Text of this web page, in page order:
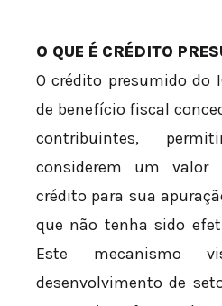
O QUE É CRÉDITO
O crédito presumido do
de benefício fiscal
contribuintes,
considerem um valor
crédito para sua
que não tenha sido
Este mecanismo
desenvolvimento de